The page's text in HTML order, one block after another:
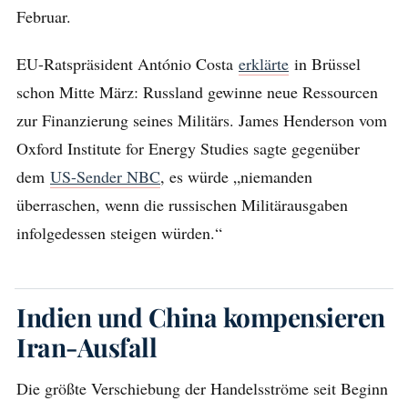
Februar.
EU-Ratspräsident António Costa erklärte in Brüssel
schon Mitte März: Russland gewinne neue Ressourcen
zur Finanzierung seines Militärs. James Henderson vom
Oxford Institute for Energy Studies sagte gegenüber
dem US-Sender NBC, es würde „niemanden
überraschen, wenn die russischen Militärausgaben
infolgedessen steigen würden.“
Indien und China kompensieren
Iran-Ausfall
Die größte Verschiebung der Handelsströme seit Beginn